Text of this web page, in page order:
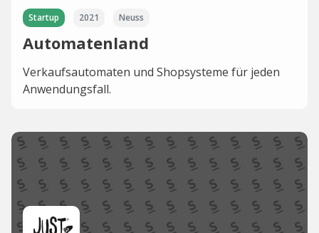
Startup 2021 Neuss
Automatenland
Verkaufsautomaten und Shopsysteme für jeden
Anwendungsfall.